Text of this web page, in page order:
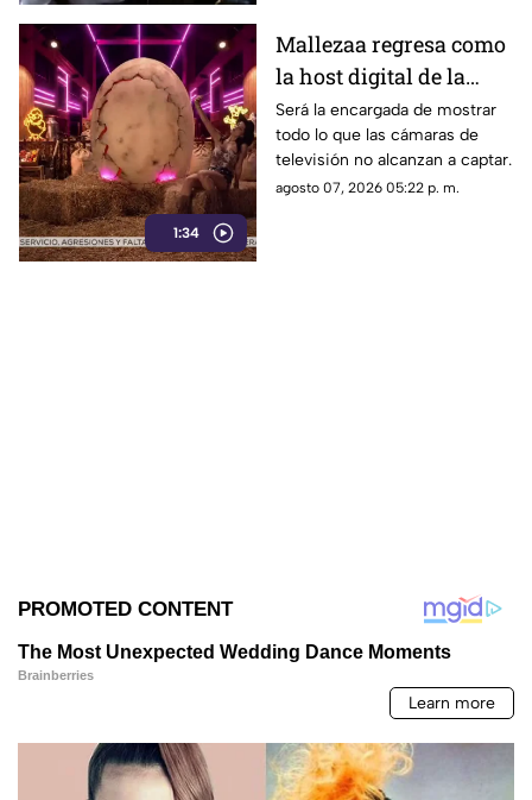
1:34
Mallezaa regresa como
la host digital de la
segunda temporada de
La Granja VIP
Será la encargada de mostrar
todo lo que las cámaras de
televisión no alcanzan a captar.
agosto 07, 2026 05:22 p. m.